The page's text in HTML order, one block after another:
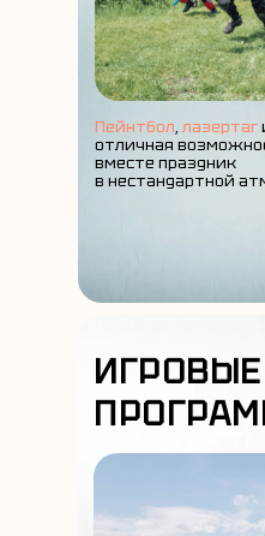
Пейнтбол, лазертаг
отличная
вместе праздник
в нестандартной
ИГРОВЫЕ